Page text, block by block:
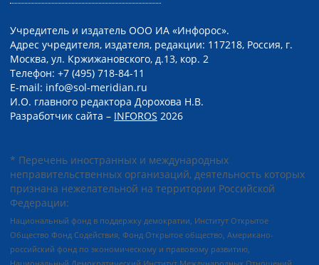
Учредитель и издатель ООО ИА «Инфорос».
Адрес учредителя, издателя, редакции: 117218, Россия, г.
Москва, ул. Кржижановского, д.13, кор. 2
Телефон: +7 (495) 718-84-11
E-mail: info@sol-meridian.ru
И.О. главного редактора Дорохова Н.В.
Разработчик сайта – INFOROS 2026
* Перечень иностранных и международных
неправительственных организаций, деятельность которых
признана нежелательной на территории Российской
Федерации:
Национальный фонд в поддержку демократии, Институт Открытое
Общество Фонд Содействия, Фонд Открытое общество, Американо-
российский фонд по экономическому и правовому развитию,